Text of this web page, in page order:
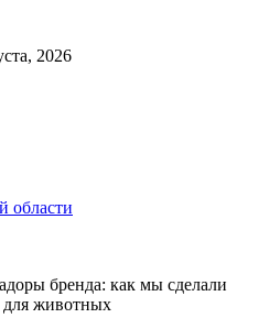
2026
области
бренда: как мы сделали
животных